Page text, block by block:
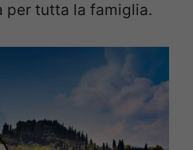
per tutta la famiglia.